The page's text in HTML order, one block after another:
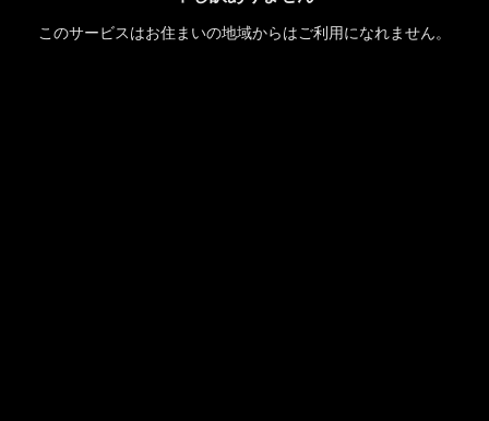
このサービスはお住まいの地域からはご利用になれません。